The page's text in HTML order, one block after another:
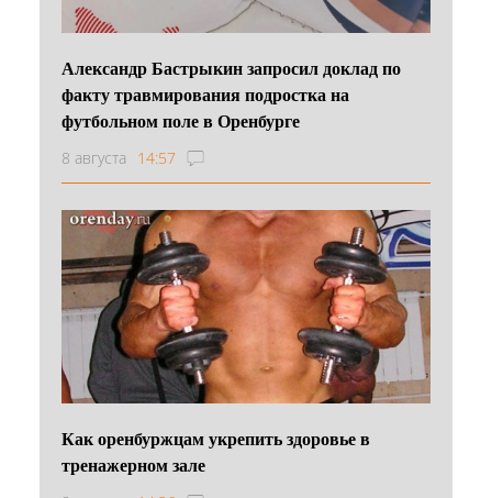
Александр Бастрыкин запросил доклад по
факту травмирования подростка на
футбольном поле в Оренбурге
8 августа 14:57
Как оренбуржцам укрепить здоровье в
тренажерном зале